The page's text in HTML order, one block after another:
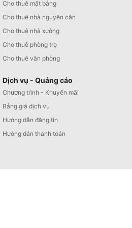
Cho thuê mặt bằng
Cho thuê nhà nguyên căn
Cho thuê nhà xưởng
Cho thuê phòng trọ
Cho thuê văn phòng
Dịch vụ - Quảng cáo
Chương trình - Khuyến mãi
Bảng giá dịch vụ
Hướng dẫn đăng tin
Hướng dẫn thanh toán